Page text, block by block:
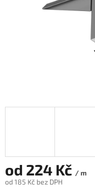
od 224 Kč / m
od 185 Kč bez DPH